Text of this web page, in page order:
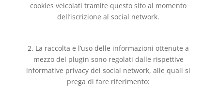
cookies veicolati tramite questo sito al momento
dell’iscrizione al social network.
2. La raccolta e l’uso delle informazioni ottenute a
mezzo del plugin sono regolati dalle rispettive
informative privacy dei social network, alle quali si
prega di fare riferimento: